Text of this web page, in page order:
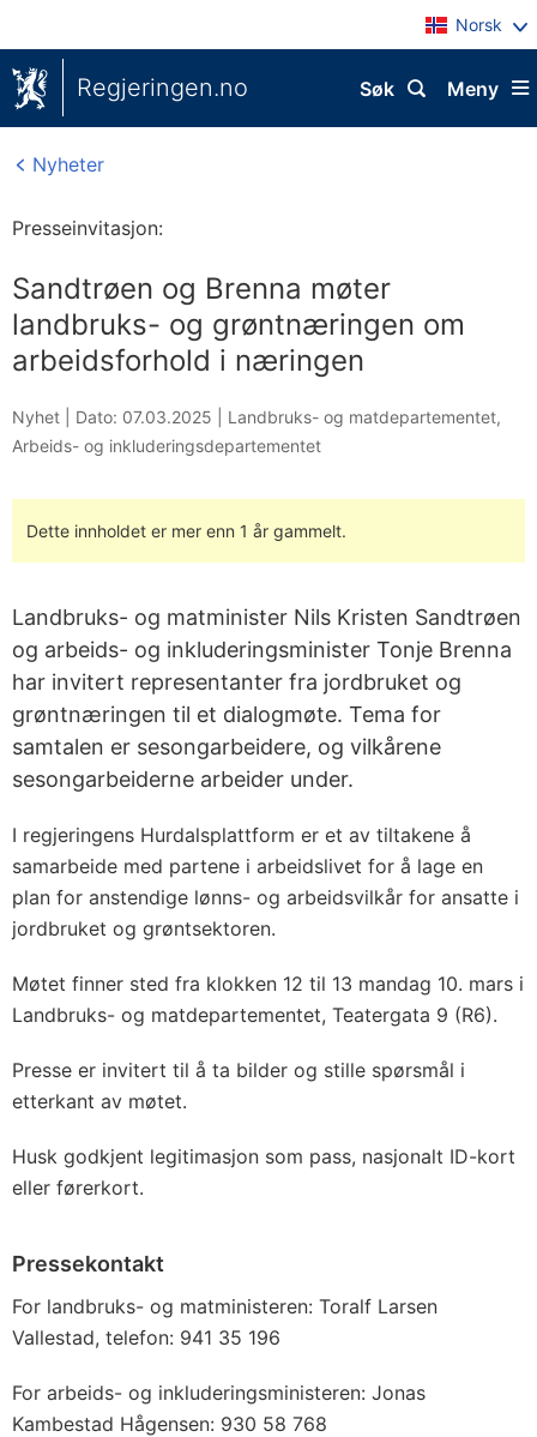
Norsk
Regjeringen.no Meny
Søk
Nyheter
Presseinvitasjon:
Sandtrøen og Brenna møter
landbruks- og grøntnæringen om
arbeidsforhold i næringen
Nyhet | Dato: 07.03.2025 Landbruks- og matdepartementet,
Arbeids- og inkluderingsdepartementet
Dette innholdet er mer enn 1 år gammelt.
Landbruks- og matminister Nils Kristen Sandtrøen
og arbeids- og inkluderingsminister Tonje Brenna
har invitert representanter fra jordbruket og
grøntnæringen til et dialogmøte. Tema for
samtalen er sesongarbeidere, og vilkårene
sesongarbeiderne arbeider under.
I regjeringens Hurdalsplattform er et av tiltakene å
samarbeide med partene i arbeidslivet for å lage en
plan for anstendige lønns- og arbeidsvilkår for ansatte i
jordbruket og grøntsektoren.
Møtet finner sted fra klokken 12 til 13 mandag 10. mars i
Landbruks- og matdepartementet, Teatergata 9 (R6).
Presse er invitert til å ta bilder og stille spørsmål i
etterkant av møtet.
Husk godkjent legitimasjon som pass, nasjonalt ID-kort
eller førerkort.
Pressekontakt
For landbruks- og matministeren: Toralf Larsen
Vallestad, telefon: 941 35 196
For arbeids- og inkluderingsministeren: Jonas
Kambestad Hågensen: 930 58 768